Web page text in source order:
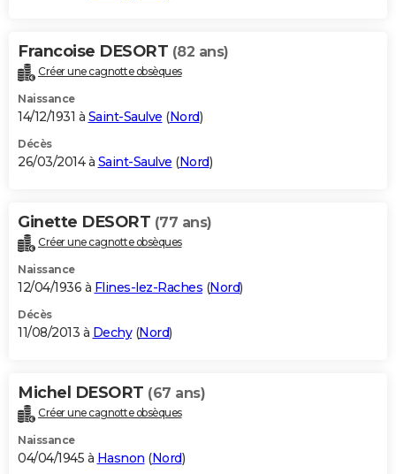
Francoise DESORT (82 ans)
Créer une cagnotte obsèques
Naissance
14/12/1931 à Saint-Saulve (Nord)
Décès
26/03/2014 à Saint-Saulve (Nord)
Ginette DESORT (77 ans)
Créer une cagnotte obsèques
Naissance
12/04/1936 à Flines-lez-Raches (Nord)
Décès
11/08/2013 à Dechy(Nord)
Michel DESORT (67 ans)
Créer une cagnotte obsèques
Naissance
04/04/1945 à Hasnon (Nord)